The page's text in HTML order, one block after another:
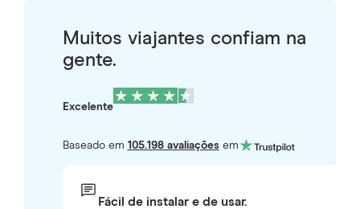
Muitos viajantes confiam na
gente.
Excelente
Baseado em 105.198 avaliaçõesem
Fácil de instalar e de usar.